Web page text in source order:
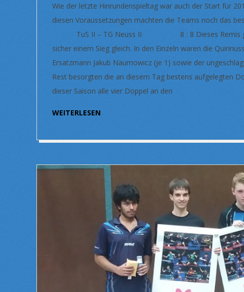
18
Wie der letzte Hinrundenspieltag war auch der Start für
diesen Voraussetzungen machten die Teams noch
TuS II – TG Neuss II 8 : 8 Dieses Remis gegen
sicher einem Sieg gleich. In den Einzeln waren die
Ersatzmann Jakub Naumowicz (je 1) sowie der
Rest besorgten die an diesem Tag bestens aufgelegten
dieser Saison alle vier Doppel an den
WEITERLESEN